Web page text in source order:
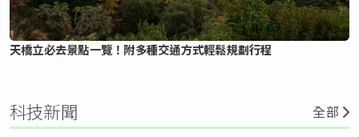
天橋立必去景點一覽！附多種交通方式輕鬆規劃行程
科技新聞 全部